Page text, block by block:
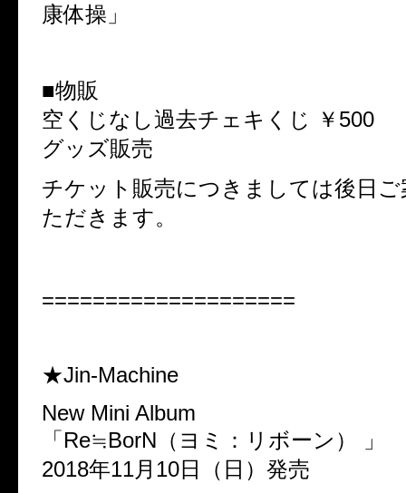
康体操」
■物販
空くじなし過去チェキくじ ￥500
グッズ販売
チケット販売につきましては後日
ただきます。
====================
★Jin-Machine
New Mini Album
「Re≒BorN（ヨミ：リボーン） 」
2018年11月10日（日）発売